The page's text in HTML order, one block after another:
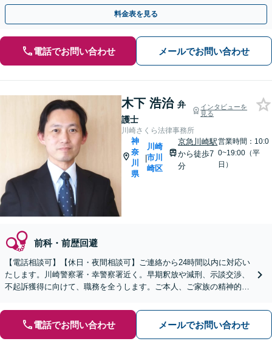
ロー体制。家族・職場へも配慮します。【川崎駅徒歩1分】
料金表を見る
電話でお問い合わせ メールでお問い合わせ
木下 浩治 弁
護士
インタビューを
見る
川崎さくら法律事務所
神
奈
川
県
|
川崎
市川
崎区
京急川崎駅
から徒歩7
分
営業時間：10:0
0~19:00（平
日）
前科・前歴回避
【電話相談可】【休日・夜間相談可】ご連絡から24時間以内に対応い
たします。川崎警察署・幸警察署近く。早期釈放や減刑、示談交渉、
不起訴獲得に向けて、職務を全うします。ご本人、ご家族の精神的支
電話でお問い合わせ メールでお問い合わせ